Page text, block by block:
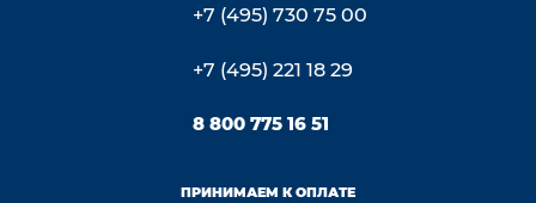
+7 (495) 730 75 00
+7 (495) 221 18 29
8 800 775 16 51
ПРИНИМАЕМ К ОПЛАТЕ